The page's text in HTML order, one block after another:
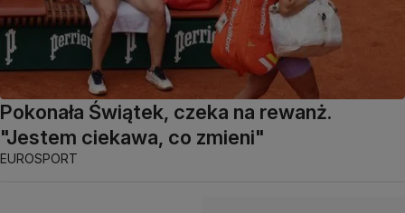
Pokonała Świątek, czeka na rewanż.
"Jestem ciekawa, co zmieni"
EUROSPORT